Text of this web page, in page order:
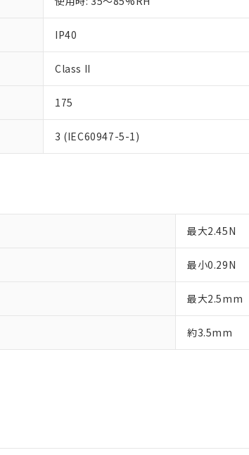
IP40
Class II
175
3 (IEC60947-5-1)
最大2.45N
最小0.29N
最大2.5mm
約3.5mm
さい。
※当社の共同利用者とは、"個人
下記の非含有証明書をダウンロードす
EU RoHS指令（10物質）の非含有証明
51物質の非含有証明書（当社基準）
※本証明書は発行日時点で非含有を証
混在することから備考欄に対応日を記
既に当社にて対応品への在庫切替を